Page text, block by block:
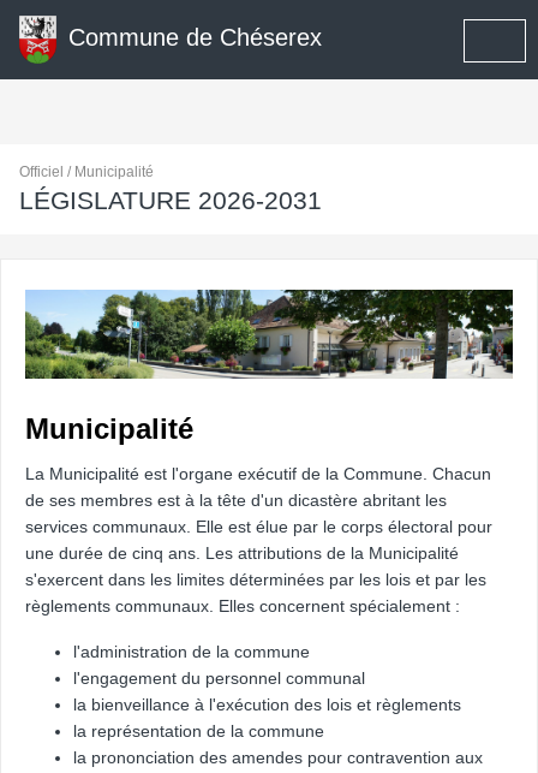
Commune de Chéserex
Officiel / Municipalité
LÉGISLATURE 2026-2031
Municipalité
La Municipalité est l'organe exécutif de la Commune. Chacun
de ses membres est à la tête d'un dicastère abritant les
services communaux. Elle est élue par le corps électoral pour
une durée de cinq ans. Les attributions de la Municipalité
s'exercent dans les limites déterminées par les lois et par les
règlements communaux. Elles concernent spécialement :
l'administration de la commune
l'engagement du personnel communal
la bienveillance à l'exécution des lois et règlements
la représentation de la commune
la prononciation des amendes pour contravention aux